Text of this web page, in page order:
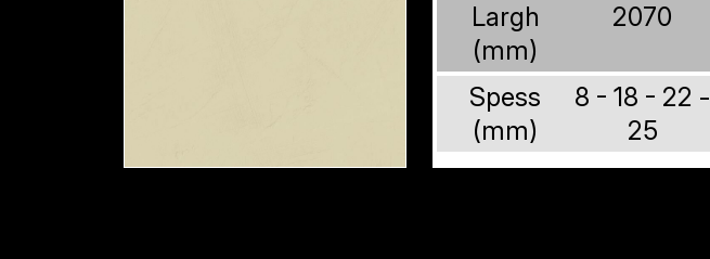
Largh
(mm)
2070
Spess
(mm)
8 - 18 - 22 -
25